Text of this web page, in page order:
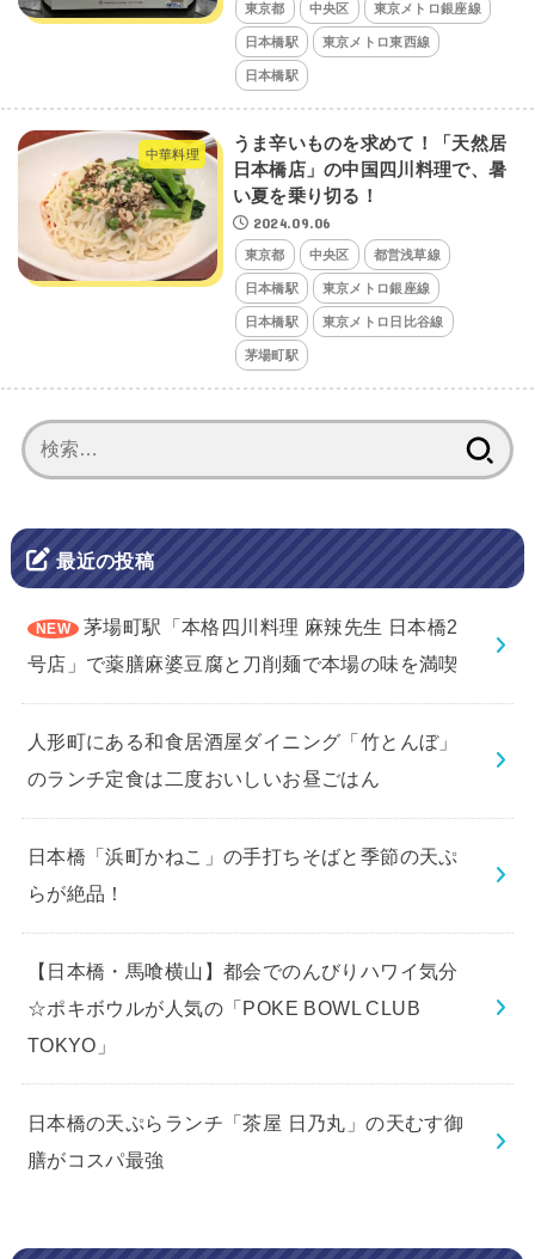
東京都 中央区 東京メトロ銀座線
日本橋駅 東京メトロ東西線
日本橋駅
中華料理
うま辛いものを求めて！「天然居
日本橋店」の中国四川料理で、暑
い夏を乗り切る！
2024.09.06
東京都 中央区 都営浅草線
日本橋駅 東京メトロ銀座線
日本橋駅 東京メトロ日比谷線
茅場町駅
索:
最近の投稿
茅場町駅「本格四川料理 麻辣先生 日本橋2
号店」で薬膳麻婆豆腐と刀削麺で本場の味を満喫
人形町にある和食居酒屋ダイニング「竹とんぼ」
のランチ定食は二度おいしいお昼ごはん
日本橋「浜町かねこ」の手打ちそばと季節の天ぷ
らが絶品！
【日本橋・馬喰横山】都会でのんびりハワイ気分
☆ポキボウルが人気の「POKE BOWL CLUB
TOKYO」
日本橋の天ぷらランチ「茶屋 日乃丸」の天むす御
膳がコスパ最強